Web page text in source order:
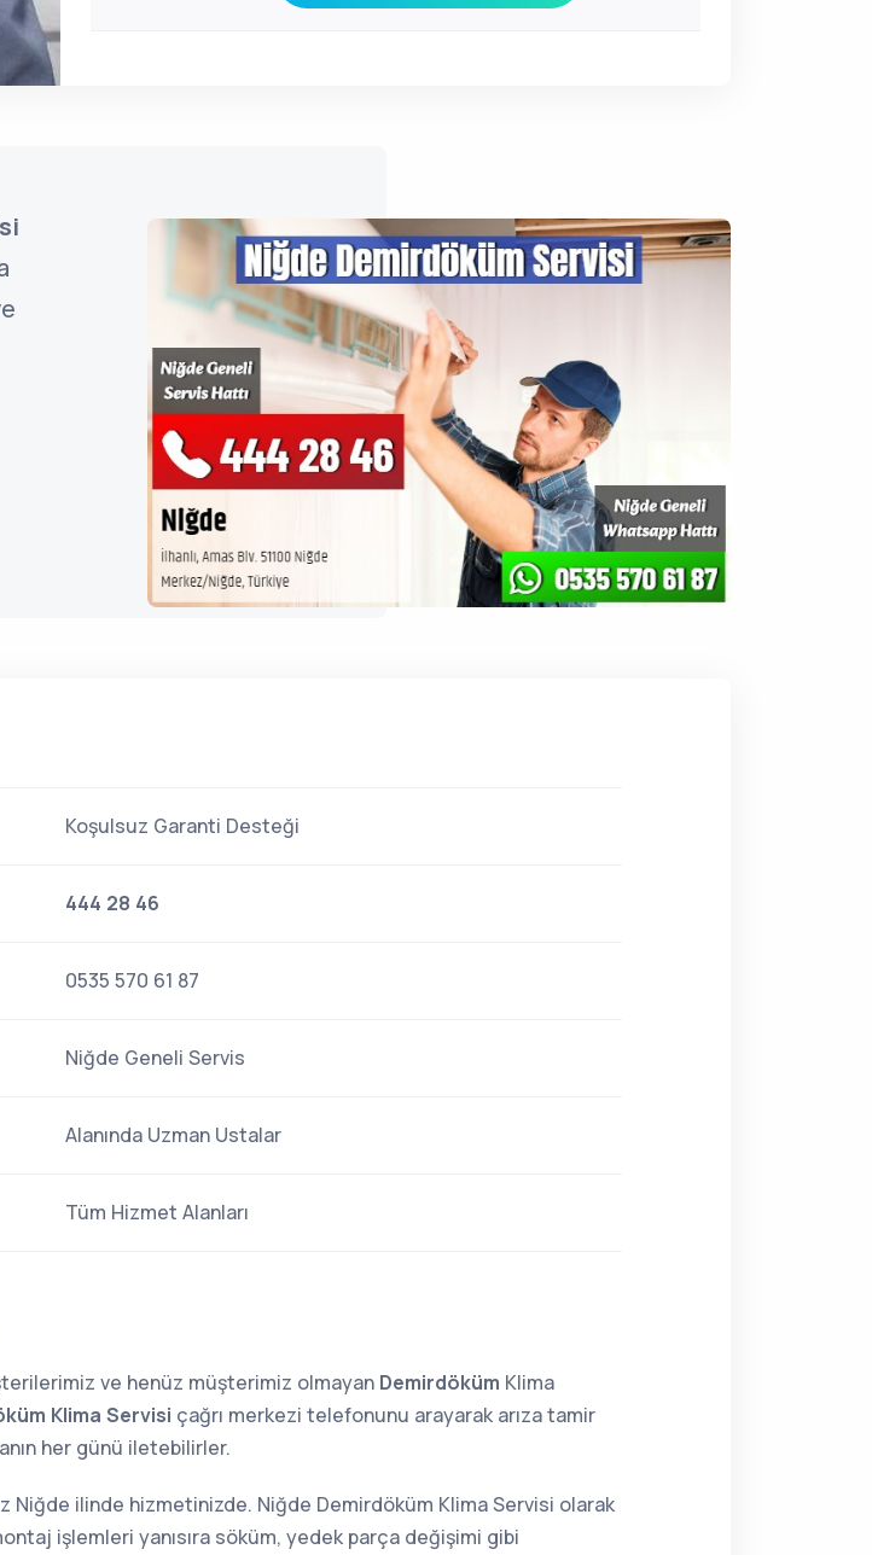
Koşulsuz Garanti Desteği
444 28 46
0535 570 61 87
Niğde Geneli Servis
Alanında Uzman Ustalar
Tüm Hizmet Alanları
ve henüz müşterimiz olmayan Demirdöküm Klima
Klima Servisi çağrı merkezi telefonunu arayarak arıza tamir
her günü iletebilirler.
Niğde ilinde hizmetinizde. Niğde Demirdöküm Klima Servisi olarak
işlemleri yanısıra söküm, yedek parça değişimi gibi